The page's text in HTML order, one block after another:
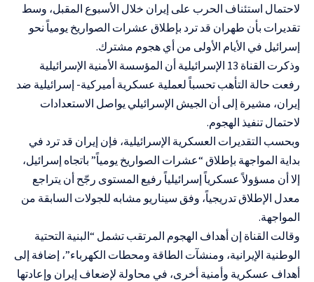
لاحتمال استئناف الحرب على إيران خلال الأسبوع المقبل، وسط
تقديرات بأن طهران قد ترد بإطلاق عشرات الصواريخ يومياً نحو
إسرائيل في الأيام الأولى من أي هجوم مشترك.
وذكرت القناة 13 الإسرائيلية أن المؤسسة الأمنية الإسرائيلية
رفعت حالة التأهب تحسباً لعملية عسكرية أميركية- إسرائيلية ضد
إيران، مشيرة إلى أن الجيش الإسرائيلي يواصل الاستعدادات
لاحتمال تنفيذ الهجوم.
وبحسب التقديرات العسكرية الإسرائيلية، فإن إيران قد ترد في
بداية المواجهة بإطلاق “عشرات الصواريخ يومياً” باتجاه إسرائيل،
إلا أن مسؤولاً عسكرياً إسرائيلياً رفيع المستوى رجّح أن يتراجع
معدل الإطلاق تدريجياً، وفق سيناريو مشابه للجولات السابقة من
المواجهة.
وقالت القناة إن أهداف الهجوم المرتقب تشمل “البنية التحتية
الوطنية الإيرانية، ومنشآت الطاقة ومحطات الكهرباء”، إضافة إلى
أهداف عسكرية وأمنية أخرى، في محاولة لإضعاف إيران وإعادتها